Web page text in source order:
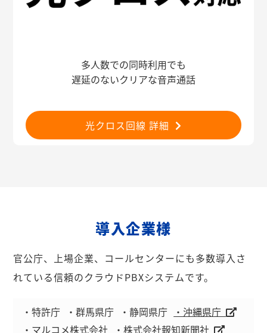
多人数での同時利用でも
遅延のないクリアな音声通話
光クロス回線 詳細
導入企業様
官公庁、上場企業、コールセンターにも多数導入さ
れている信頼のクラウドPBXシステムです。
・特許庁 ・群馬県庁 ・静岡県庁
・沖縄県庁
・マルコメ株式会社
・株式会社報知新聞社